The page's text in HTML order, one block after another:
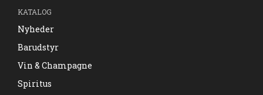
KATALOG
Nyheder
Barudstyr
Vin & Champagne
Spiritus